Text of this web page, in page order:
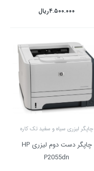
ریال۴.۵۰۰.۰۰۰
چاپگر لیزری سیاه و سفید تک کاره
چاپگر دست دوم لیزری HP
P2055dn